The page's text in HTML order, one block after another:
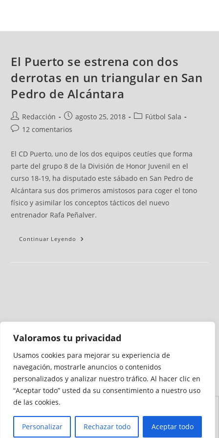
Valoramos tu privacidad
Usamos cookies para mejorar su experiencia de
navegación, mostrarle anuncios o contenidos
personalizados y analizar nuestro tráfico. Al hacer clic en
“Aceptar todo” usted da su consentimiento a nuestro uso
de las cookies.
Personalizar Rechazar todo Aceptar todo
El Puerto se estrena con dos
derrotas en un triangular en San
Pedro de Alcántara
Redacción agosto 25, 2018
Fútbol Sala
12 comentarios
El CD Puerto, uno de los dos equipos ceutíes que forma
parte del grupo 8 de la División de Honor Juvenil en el
curso 18-19, ha disputado este sábado en San Pedro de
Alcántara sus dos primeros amistosos para coger el tono
físico y asimilar los conceptos tácticos del nuevo
entrenador Rafa Peñalver.
Continuar Leyendo
Medio auditado por
Accesibilidad
Sitio
Cookies
Privacidad